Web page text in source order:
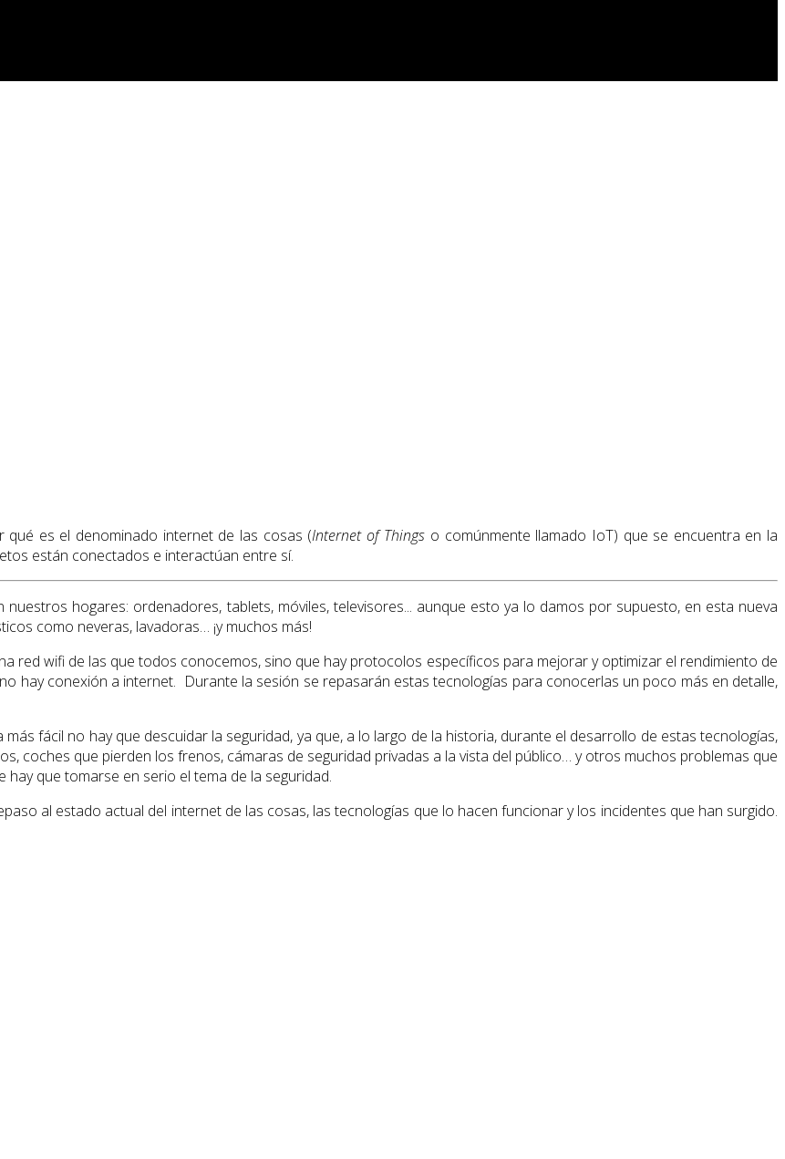
es el denominado internet de las cosas (Internet of Things o comúnmente llamado IoT) que se encuentra en la
están conectados e interactúan entre sí.
hogares: ordenadores, tablets, móviles, televisores... aunque esto ya lo damos por supuesto, en esta nueva
como neveras, lavadoras… ¡y muchos más!
red wifi de las que todos conocemos, sino que hay protocolos específicos para mejorar y optimizar el rendimiento de
hay conexión a internet. Durante la sesión se repasarán estas tecnologías para conocerlas un poco más en detalle,
fácil no hay que descuidar la seguridad, ya que, a lo largo de la historia, durante el desarrollo de estas tecnologías,
coches que pierden los frenos, cámaras de seguridad privadas a la vista del público… y otros muchos problemas que
que tomarse en serio el tema de la seguridad.
al estado actual del internet de las cosas, las tecnologías que lo hacen funcionar y los incidentes que han surgido.